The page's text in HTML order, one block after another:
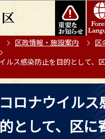
このページの本文へ移
区政情報・施設案内
区
ルス感染防止を目的として、
ロナウイルス
として、区に